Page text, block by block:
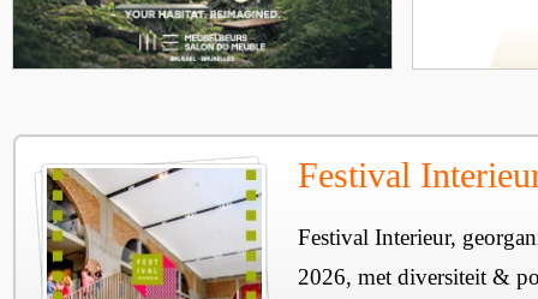
Festival
Festival Interieur,
2026, met diversiteit &